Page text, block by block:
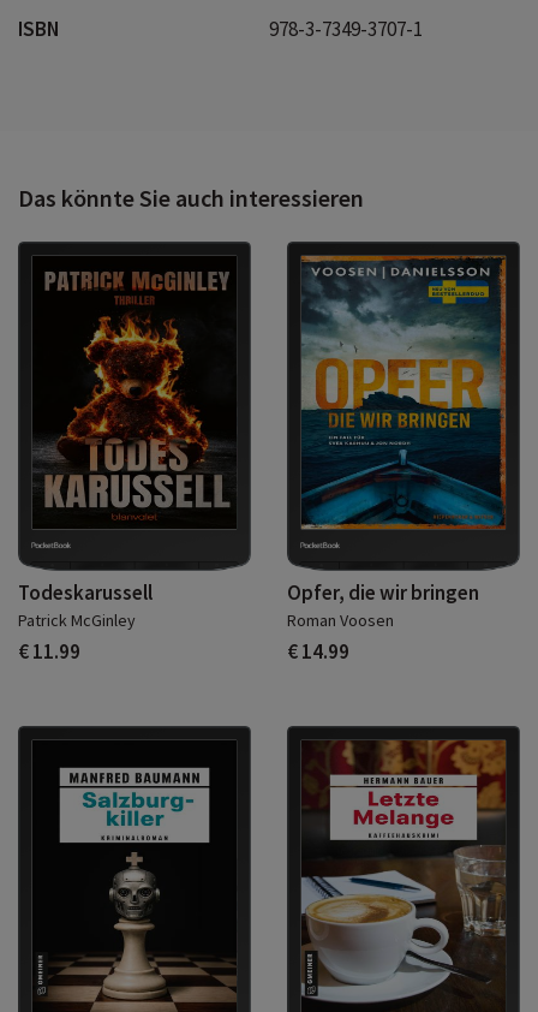
ISBN
978-3-7349-3707-1
Das könnte Sie auch interessieren
Todeskarussell
Patrick McGinley
€ 11.99
Opfer, die wir bringen
Roman Voosen
€ 14.99